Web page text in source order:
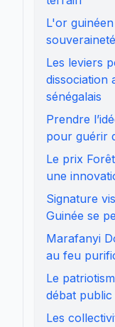
L'or
Les leviers
dissociation
sénégalais
Prendre
pour guérir
Le prix
une
Signature
Guinée se
Marafanyi
au feu
Le
débat public
Les